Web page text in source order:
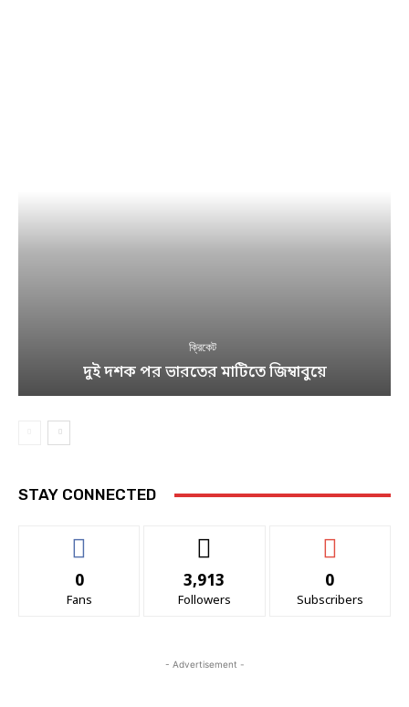
ক্রিকেট
দুই দশক পর ভারতের মাটিতে জিম্বাবুয়ে
STAY CONNECTED
0
Fans
3,913
Followers
0
Subscribers
- Advertisement -